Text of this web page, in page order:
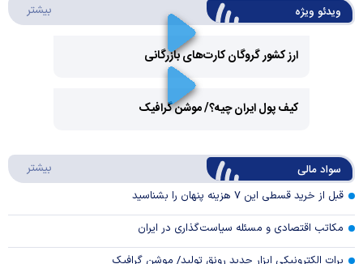
ویدئو ویژه بیشتر
ارز کشور گروگان کارت‌های بازرگانی
Video
کیف پول ایران چیه؟/ موشن گرافیک
سواد مالی بیشتر
قبل از خرید قسطی این ۷ هزینه پنهان را بشناسید
مکاتب اقتصادی و مسئله سیاست‌گذاری در ایران